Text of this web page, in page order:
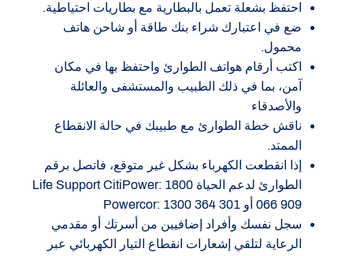
احتفظ بشعلة تعمل بالبطارية مع بطاريات احتياطية.
ضع في اعتبارك شراء بنك طاقة أو شاحن هاتف
محمول.
اكتب أرقام هواتف الطوارئ واحتفظ بها في مكان
آمن، بما في ذلك الطبيب والمستشفى والعائلة
والأصدقاء
ناقش خطة الطوارئ مع طبيبك في حالة الانقطاع
الممتد.
إذا انقطعت الكهرباء بشكل غير متوقع، فاتصل برقم
الطوارئ لدعم الحياة Life Support CitiPower: 1800
066 909 أو Powercor: 1300 364 301
سجل نفسك وأفراد إضافيين من أسرتك أو مقدمي
الرعاية لتلقي إشعارات انقطاع التيار الكهربائي عبر